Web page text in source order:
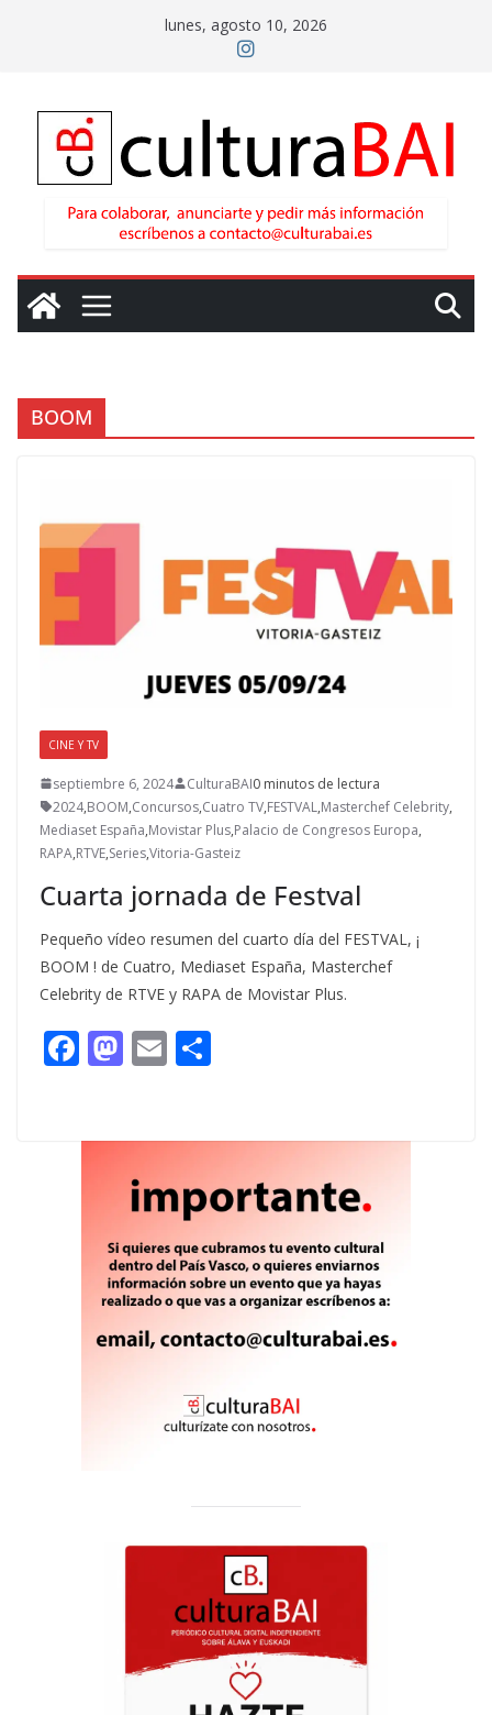
lunes, agosto 10, 2026
BOOM
CINE Y TV
septiembre 6, 2024 CulturaBAI0 minutos de lectura
2024,BOOM,Concursos,Cuatro TV,FESTVAL,Masterchef Celebrity,
Mediaset España,Movistar Plus,Palacio de Congresos Europa,
RAPA,RTVE,Series,Vitoria-Gasteiz
Cuarta jornada de Festval
Pequeño vídeo resumen del cuarto día del FESTVAL, ¡
BOOM ! de Cuatro, Mediaset España, Masterchef
Celebrity de RTVE y RAPA de Movistar Plus.
F
b
M
d
o
n
E
l p
ar
ti
r